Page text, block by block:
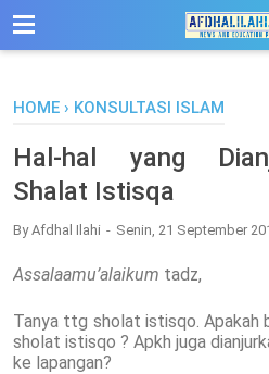
-->
HOME › KONSULTASI ISLAM
Hal-hal yang
Shalat Istisqa
ByAfdhal Ilahi Senin, 21 September
Assalaamu’alaikum tadz,
Tanya ttg sholat istisqo. Apakah
sholat istisqo ? Apkh juga
ke lapangan?